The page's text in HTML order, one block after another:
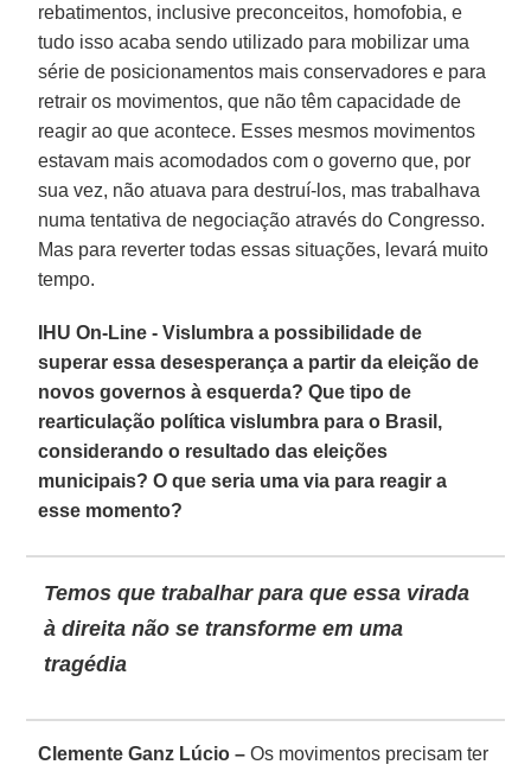
rebatimentos, inclusive preconceitos, homofobia, e
tudo isso acaba sendo utilizado para mobilizar uma
série de posicionamentos mais conservadores e para
retrair os movimentos, que não têm capacidade de
reagir ao que acontece. Esses mesmos movimentos
estavam mais acomodados com o governo que, por
sua vez, não atuava para destruí-los, mas trabalhava
numa tentativa de negociação através do Congresso.
Mas para reverter todas essas situações, levará muito
tempo.
IHU On-Line - Vislumbra a possibilidade de
superar essa desesperança a partir da eleição de
novos governos à esquerda? Que tipo de
rearticulação política vislumbra para o Brasil,
considerando o resultado das eleições
municipais? O que seria uma via para reagir a
esse momento?
Temos que trabalhar para que essa virada
à direita não se transforme em uma
tragédia
Clemente Ganz Lúcio – Os movimentos precisam ter